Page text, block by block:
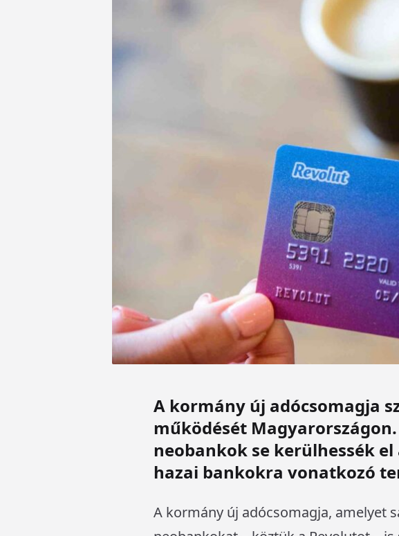
A kormány új adócsomagja
működését
neobankok se kerülhessék
hazai bankokra vonatkozó
A kormány új adócsomagja, amelyet